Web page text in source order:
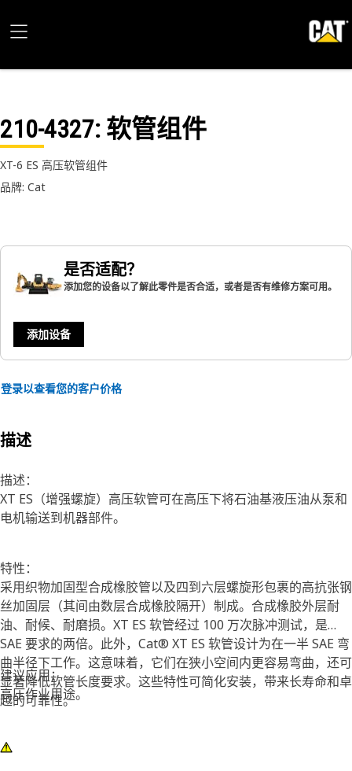
210-4327: 软管组件
XT-6 ES 高压软管组件
品牌: Cat
是否适配？
添加您的设备以了解此零件是否合适，或者是否有维修方案可用。
添加设备
登录以查看您的客户价格
描述
描述：
XT ES（增强螺旋）高压软管可在高压下将石油基液压油从泵和
电机输送到机器部件。
特性：
采用织物加固型合成橡胶管以及四到六层螺旋形包裹的高抗张钢
丝加固层（其间由数层合成橡胶隔开）制成。合成橡胶外层耐
油、耐候、耐磨损。XT ES 软管经过 100 万次脉冲测试，是
SAE 要求的两倍。此外，Cat® XT ES 软管设计为在一半 SAE 弯
曲半径下工作。这意味着，它们在狭小空间内更容易弯曲，还可
显著降低软管长度要求。这些特性可简化安装，带来长寿命和卓
越的可靠性。
建议应用：
高压作业用途。